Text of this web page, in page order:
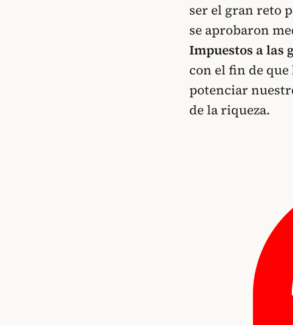
ser el gran reto
se aprobaron
Impuestos a las
con el fin de
potenciar
de la riqueza.